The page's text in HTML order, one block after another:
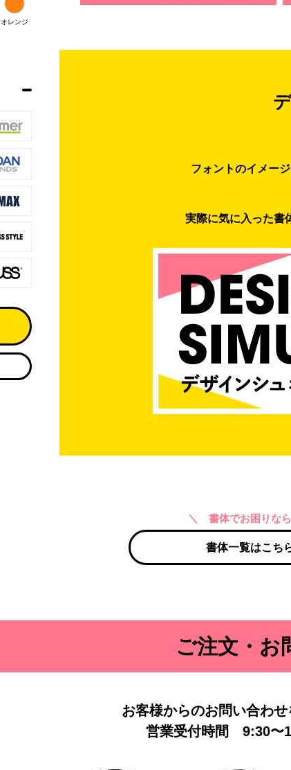
オレンジ
フォントのイメー
実際に気に入った書
＼ 書体でお困りな
書体一覧はこち
ご注文・お
お客様からのお問い合わせ
営業受付時間 9:30〜